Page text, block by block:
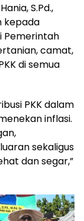
S.Pd.,
kepada
Pemerintah
camat,
di semua
PKK dalam
inflasi.
sekaligus
dan segar,”